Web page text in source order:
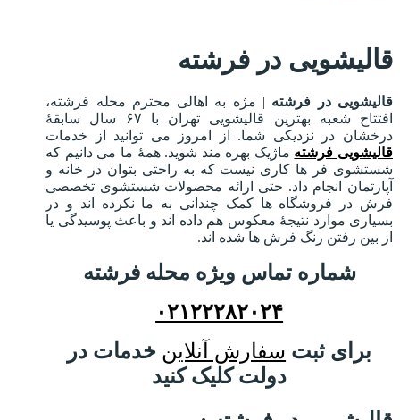
قالیشویی در فرشته
قالیشویی در فرشته | مژه به اهالی محترم محله فرشته،
افتتاح شعبه بهترین قالیشویی تهران با ۶۷ سال سابقۀ
درخشان در نزدیکی شما. از امروز می توانید از خدمات
قالیشویی فرشته ماژیک بهره مند شوید. همۀ ما می دانیم که
شستشوی فر ها کاری نیست که به راحتی بتوان در خانه و
آپارتمان انجام داد. حتی ارائه محصولات شستشوی تخصصی
فرش در فروشگاه ها کمک چندانی به ما نکرده اند و در
بسیاری موارد نتیجۀ معکوس هم داده اند و باعث پوسیدگی یا
از بین رفتن رنگ فرش ها شده اند.
شماره تماس ویژه محله فرشته
۰۲۱۲۲۲۸۲۰۲۴
برای ثبت سفارش آنلاین خدمات در
دولت کلیک کنید